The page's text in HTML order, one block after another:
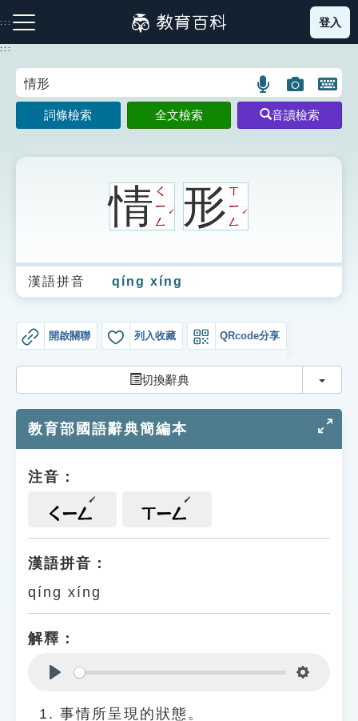
到
主
:::
注音索引圖示 筆畫索引圖示 部首索引表圖示
生字詞彙表
成語故事
索引選單
單字索引
遊戲專區
貓頭鷹博士
登入
:::
語
言
搜
圖
片
搜
開
鍵
圖
詞條檢索 全文檢索 音讀檢索
情ㄑ
ㄧ
ㄥ
ˊ 形ㄒ
ㄧ
ㄥ
ˊ
漢語拼音 qíng xíng
開啟關聯 列入收藏 QRcode分享
切換辭典 切換
教育部國語辭典簡編本
注音：
ㄑㄧㄥ ㄒㄧㄥ
漢語拼音：
qíng xíng
解釋：
事情所呈現的狀態。